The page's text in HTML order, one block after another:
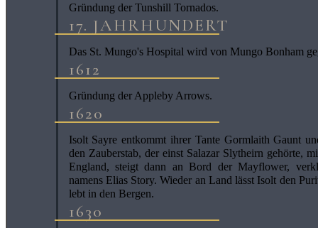
Gründung der Tunshill Tornados.
17. JAHRHUNDERT
Das St. Mungo's Hospital wird von Mungo Bonham
1612
Gründung der Appleby Arrows.
1620
Isolt Sayre entkommt ihrer Tante Gormlaith Gaunt
den Zauberstab, der einst Salazar Slytheirn gehörte,
England, steigt dann an Bord der Mayflower,
namens Elias Story. Wieder an Land lässt Isolt den
lebt in den Bergen.
1630